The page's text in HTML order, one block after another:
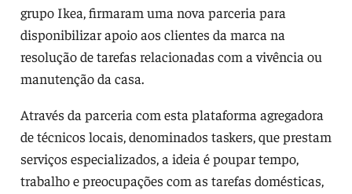
grupo Ikea, firmaram uma nova parceria para
disponibilizar apoio aos clientes da marca na
resolução de tarefas relacionadas com a vivência ou
manutenção da casa.
Através da parceria com esta plataforma agregadora
de técnicos locais, denominados taskers, que prestam
serviços especializados, a ideia é poupar tempo,
trabalho e preocupações com as tarefas domésticas,